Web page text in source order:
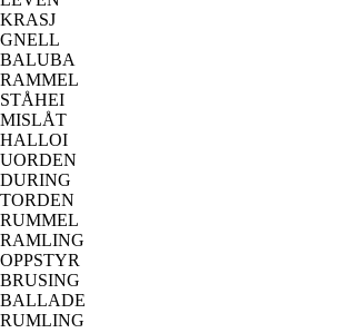
KRASJ
GNELL
BALUBA
RAMMEL
STÅHEI
MISLÅT
HALLOI
UORDEN
DURING
TORDEN
RUMMEL
RAMLING
OPPSTYR
BRUSING
BALLADE
RUMLING